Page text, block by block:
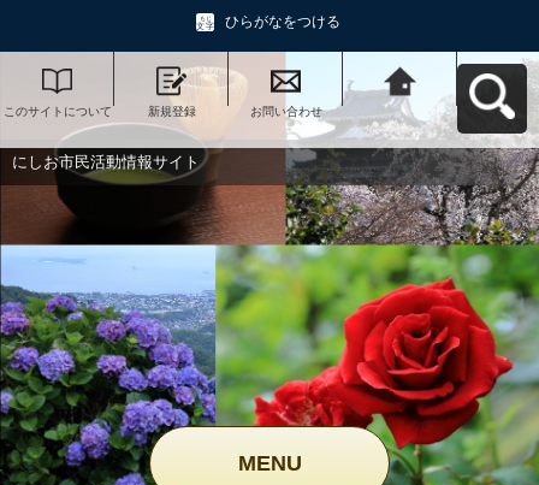
ひらがなをつける
このサイトについて 新規登録 お問い合わせ
にしお市民活動情報
サイトへ戻る
にしお市民活動情報サイト
MENU